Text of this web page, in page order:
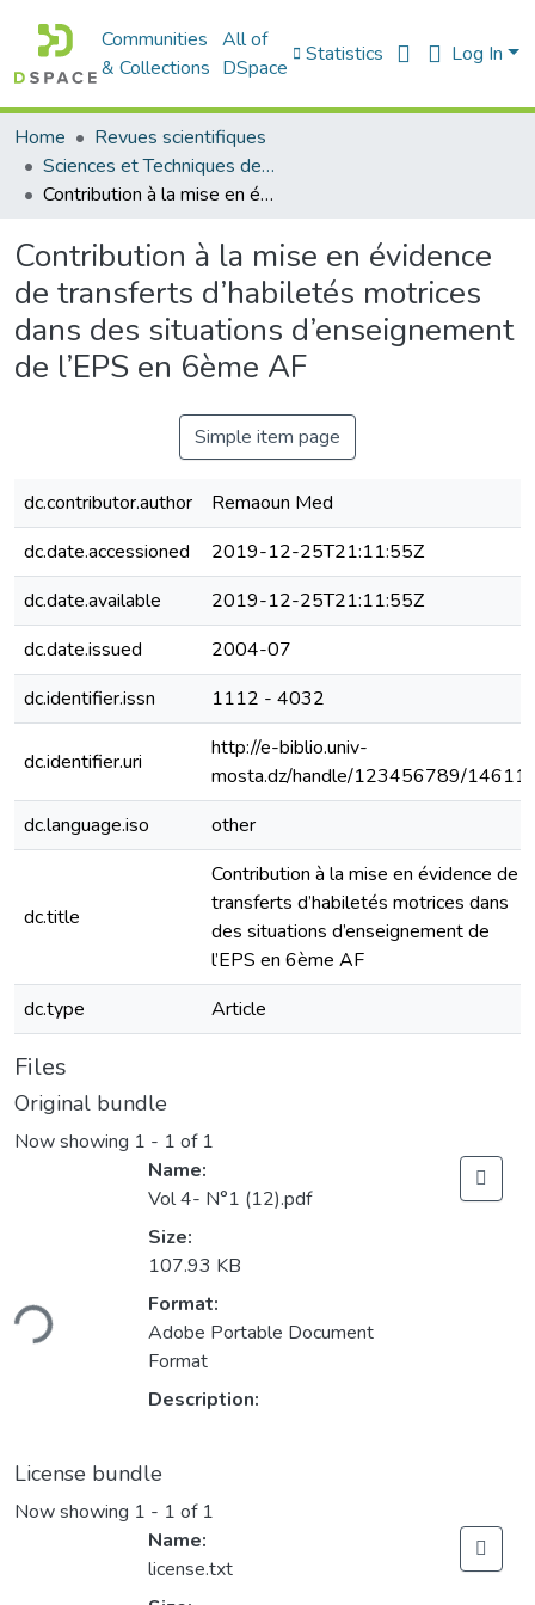
Communities
& Collections
All of
DSpace
Statistics Log In
Home
Revues scientifiques
Sciences et Techniques des Activités Physiques et Sportives (RISTAPS)
Contribution à la mise en évidence de transferts d’habiletés motrices dans des situations d’enseignement de l’EPS en 6ème AF
Contribution à la mise en évidence
de transferts d’habiletés motrices
dans des situations d’enseignement
de l’EPS en 6ème AF
Simple item page
dc.contributor.author
Remaoun Med
dc.date.accessioned
2019-12-25T21:11:55Z
dc.date.available
2019-12-25T21:11:55Z
dc.date.issued
2004-07
dc.identifier.issn
1112 - 4032
dc.identifier.uri
http://e-biblio.univ-
mosta.dz/handle/123456789/14611
dc.language.iso
other
dc.title
Contribution à la mise en évidence de
transferts d’habiletés motrices dans
des situations d’enseignement de
l’EPS en 6ème AF
dc.type
Article
Files
Original bundle
Now showing 1 - 1 of 1
Name:
Vol 4- N°1 (12).pdf
Size:
107.93 KB
Format:
Adobe Portable Document
Format
Description:
License bundle
Now showing 1 - 1 of 1
Name:
license.txt